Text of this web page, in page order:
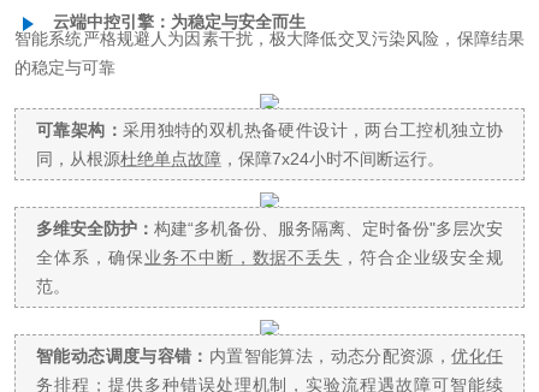
云端中控引擎：为稳定与安全而生
智能系统严格规避人为因素干扰，极大降低交叉污染风险，保障结果
的稳定与可靠
可靠架构： 采用独特的双机热备硬件设计，两台工控机独立协
同，从根源杜绝单点故障 ， 保障7x24小时不间断运行。
多维安全防护： 构建“多机备份、服务隔离、定时备份"多层次安
全体系，确保业务不中断，数据不丢失 ，符合企业级安全规
范。
智能动态调度与容错： 内置智能算法，动态分配资源，优化任
务排程 ；提供多种错误处理机制，实验流程遇故障可智能续